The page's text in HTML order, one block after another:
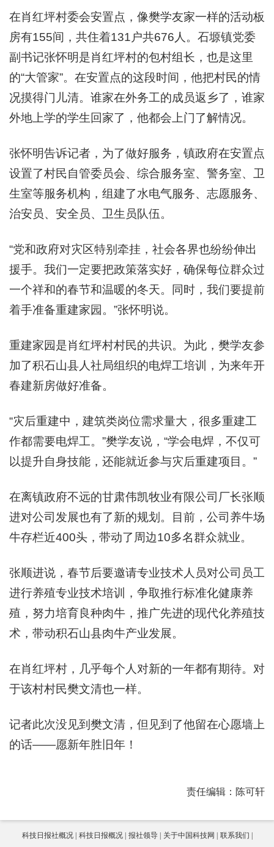
在肖红坪村委会安置点，像樊学友家一样的活动板
房有155间，共住着131户共676人。石塬镇党委
副书记张怀明是肖红坪村的包村组长，也是这里
的“大管家”。在安置点的这段时间，他把村民的情
况摸得门儿清。谁家在外务工的成员返乡了，谁家
外地上学的学生回家了，他都会上门了解情况。
张怀明告诉记者，为了做好服务，镇政府在安置点
设置了村民自管委员会、综合服务室、警务室、卫
生室等服务机构，组建了水电气服务、志愿服务、
治安员、安全员、卫生员队伍。
“党和政府对灾区特别牵挂，社会各界也纷纷伸出
援手。我们一定要把政策落实好，确保每位群众过
一个祥和的春节和温暖的冬天。同时，我们要提前
着手准备重建家园。”张怀明说。
重建家园是肖红坪村村民的共识。为此，樊学友参
加了积石山县人社局组织的电焊工培训，为来年开
春建新房做好准备。
“灾后重建中，建筑类岗位需求量大，很多重建工
作都需要电焊工。”樊学友说，“学会电焊，不仅可
以提升自身技能，还能就近参与灾后重建项目。”
在离镇政府不远的甘肃伟凯牧业有限公司厂长张顺
进对公司发展也有了新的规划。目前，公司养牛场
牛存栏近400头，带动了周边10多名群众就业。
张顺进说，春节后要邀请专业技术人员对公司员工
进行养殖专业技术培训，争取推行标准化健康养
殖，努力培育良种肉牛，推广先进的现代化养殖技
术，带动积石山县肉牛产业发展。
在肖红坪村，几乎每个人对新的一年都有期待。对
于该村村民樊文清也一样。
记者此次没见到樊文清，但见到了他留在心愿墙上
的话——愿新年胜旧年！
责任编辑：陈可轩
科技日报社概况 科技日报概况 报社领导 关于中国科技网 联系我们